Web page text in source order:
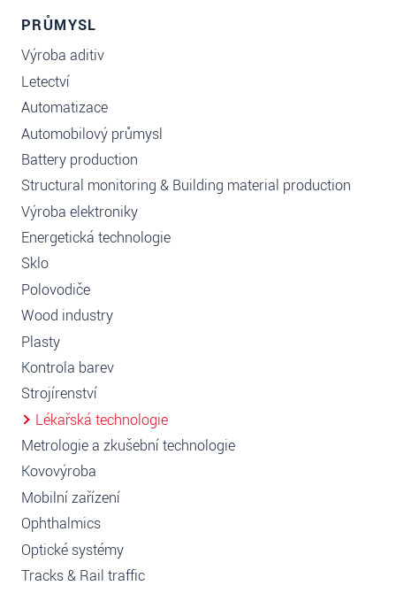
PRŮMYSL
Výroba aditiv
Letectví
Automatizace
Automobilový průmysl
Battery production
Structural monitoring & Building material production
Výroba elektroniky
Energetická technologie
Sklo
Polovodiče
Wood industry
Plasty
Kontrola barev
Strojírenství
Lékařská technologie
Metrologie a zkušební technologie
Kovovýroba
Mobilní zařízení
Ophthalmics
Optické systémy
Tracks & Rail traffic